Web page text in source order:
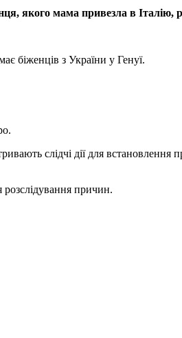
якого мама привезла в Італію,
біженців з України у Генуї.
слідчі дії для встановлення
розслідування причин.